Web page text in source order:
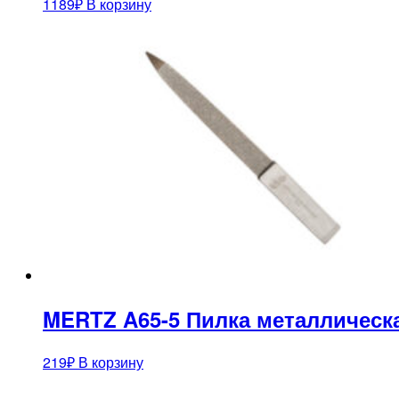
MERTZ A65-5 Пилка
219₽ В корзину